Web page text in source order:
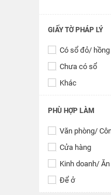
GIẤY TỜ PHÁP LÝ
Có sổ đỏ/ hồng
Chưa có sổ
Khác
PHÙ HỢP LÀM
Văn phòng/
Cửa hàng
Kinh doanh/
Để ở